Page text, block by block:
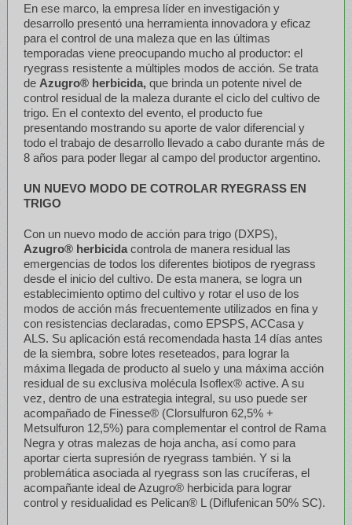
En ese marco, la empresa líder en investigación y
desarrollo presentó una herramienta innovadora y eficaz
para el control de una maleza que en las últimas
temporadas viene preocupando mucho al productor: el
ryegrass resistente a múltiples modos de acción. Se trata
de Azugro® herbicida,que brinda un potente nivel de
control residual de la maleza durante el ciclo del cultivo de
trigo. En el contexto del evento, el producto fue
presentando mostrando su aporte de valor diferencial y
todo el trabajo de desarrollo llevado a cabo durante más de
8 años para poder llegar al campo del productor argentino.
UN NUEVO MODO DE COTROLAR RYEGRASS EN
TRIGO
Con un nuevo modo de acción para trigo (DXPS),
Azugro® herbicidacontrola de manera residual las
emergencias de todos los diferentes biotipos de ryegrass
desde el inicio del cultivo. De esta manera, se logra un
establecimiento optimo del cultivo y rotar el uso de los
modos de acción más frecuentemente utilizados en fina y
con resistencias declaradas, como EPSPS, ACCasa y
ALS. Su aplicación está recomendada hasta 14 días antes
de la siembra, sobre lotes reseteados, para lograr la
máxima llegada de producto al suelo y una máxima acción
residual de su exclusiva molécula Isoflex® active. A su
vez, dentro de una estrategia integral, su uso puede ser
acompañado de Finesse® (Clorsulfuron 62,5% +
Metsulfuron 12,5%) para complementar el control de Rama
Negra y otras malezas de hoja ancha, así como para
aportar cierta supresión de ryegrass también. Y si la
problemática asociada al ryegrass son las crucíferas, el
acompañante ideal de Azugro® herbicida para lograr
control y residualidad es Pelican® L (Diflufenican 50% SC).